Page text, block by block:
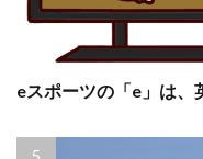
eスポーツの「e」は、